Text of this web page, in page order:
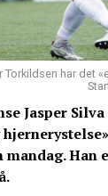
Torkildsen har det
Jasper
Han